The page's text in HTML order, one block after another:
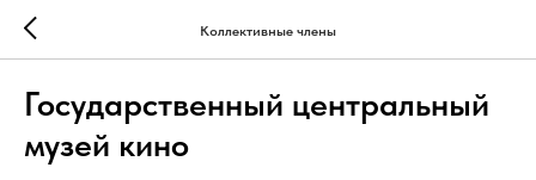
Коллективные члены
Государственный центральный
музей кино